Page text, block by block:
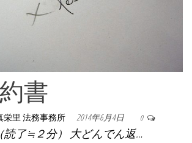
書
栄里 法務事務所 2014年6月4日 0
読了≒２分） 大どんでん返…